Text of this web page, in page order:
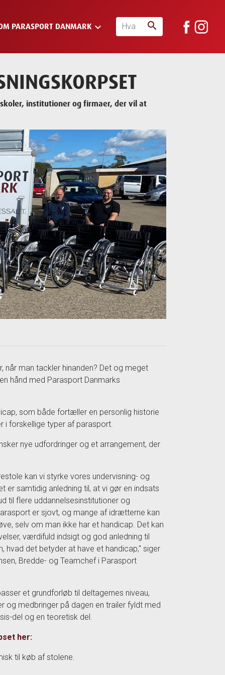
PARASPORT DANMARK keyboard_arrow_down search
institutioner og firmaer, der vil at
når man tackler hinanden? Det og meget
hånd med Parasport Danmarks
som både fortæller en personlig historie
i forskellige typer af parasport.
nye udfordringer og et arrangement, der
kan vi styrke vores undervisning- og
er samtidig anledning til, at vi gør en indsats
til flere uddannelsesinstitutioner og
er sjovt, og mange af idrætterne kan
selv om man ikke har et handicap. Det kan
værdifuld indsigt og god anledning til
hvad det betyder at have et handicap," siger
Bredde- og Teamchef i Parasport
et grundforløb til deltagernes niveau,
og medbringer på dagen en trailer fyldt med
del og en teoretisk del.
her:
til køb af stolene.